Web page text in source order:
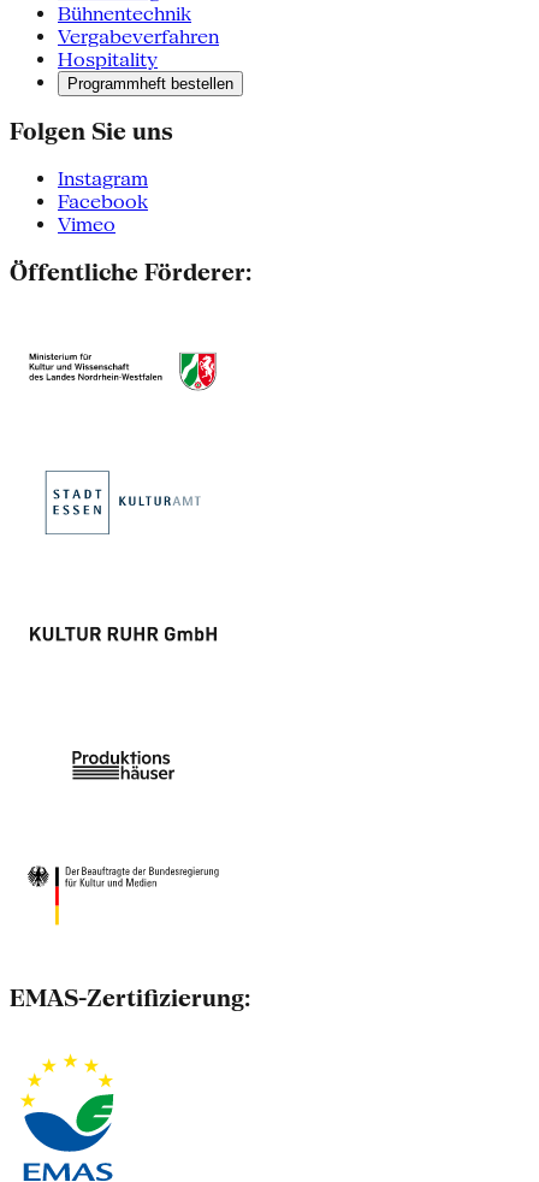
Bühnentechnik
Vergabeverfahren
Hospitality
Programmheft bestellen
Folgen Sie uns
Instagram
Facebook
Vimeo
Öffentliche Förderer:
EMAS-Zertifizierung: